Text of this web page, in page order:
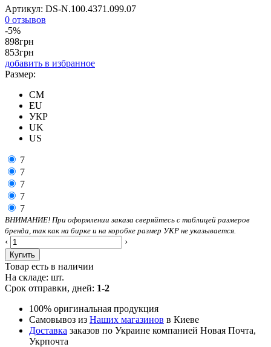
Артикул: DS-N.100.4371.099.07
0 отзывов
-5%
898грн
853грн
добавить в избранное
Размер:
CM
EU
УКР
UK
US
7
7
7
7
7
ВНИМАНИЕ! При оформлении заказа сверяйтесь с таблицей размеров
бренда, так как на бирке и на коробке размер УКР не указывается.
‹ ›
Купить
Товар есть в наличии
На складе: шт.
Срок отправки, дней: 1-2
100% оригинальная продукция
Самовывоз из Наших магазинов в Киеве
Доставка заказов по Украине компанией Новая Почта,
Укрпочта